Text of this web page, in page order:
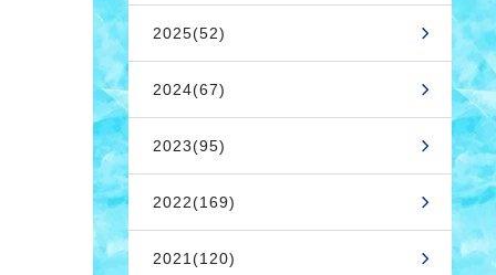
2025(52)
2024(67)
2023(95)
2022(169)
2021(120)